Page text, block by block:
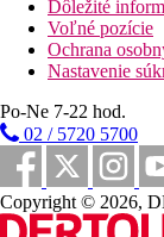
Dôležité
Voľné pozície
Ochrana
Nastavenie
Po-Ne 7-22 hod.
02 / 5720 5700
Copyright © 2026,